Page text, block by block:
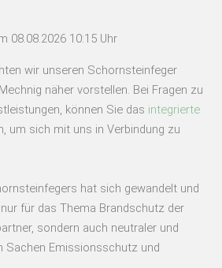
08.08.2026 10:15 Uhr
wir unseren Schornsteinfeger
näher vorstellen. Bei Fragen zu
können Sie das integrierte
um sich mit uns in Verbindung zu
hat sich gewandelt und
für das Thema Brandschutz der
sondern auch neutraler und
Sachen Emissionsschutz und